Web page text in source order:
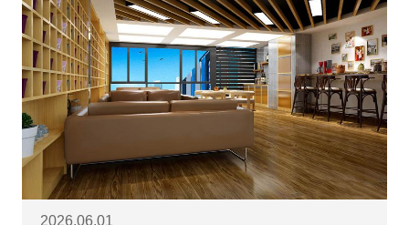
2026.06.01